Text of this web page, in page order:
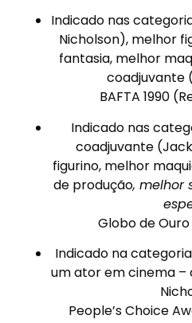
Indicado nas
Nicholson), melhor
fantasia, melhor
coadjuvante
BAFTA 1990
Indicado nas
coadjuvante
figurino, melhor
de produção, melhor
Globo de Ouro
Indicado na
um ator em cinema
People’s Choice